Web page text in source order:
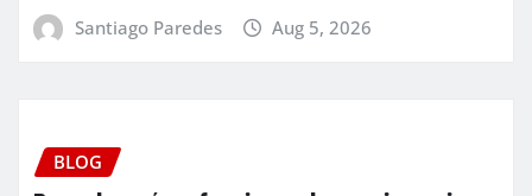
Santiago Paredes Aug 5, 2026
BLOG